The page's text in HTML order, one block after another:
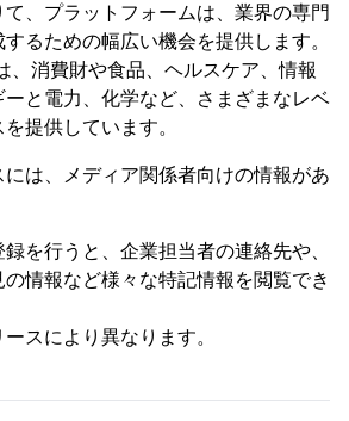
、プラットフォームは、業界の専門
るための幅広い機会を提供します。
、消費財や食品、ヘルスケア、情報
と電力、化学など、さまざまなレベ
提供しています。
は、メディア関係者向けの情報があ
を行うと、企業担当者の連絡先や、
情報など様々な特記情報を閲覧でき
スにより異なります。